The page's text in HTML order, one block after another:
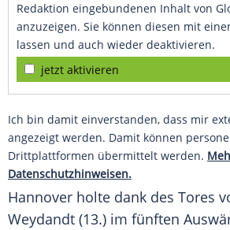
Redaktion eingebundenen Inhalt von
anzuzeigen. Sie können diesen mit
lassen und auch wieder deaktivieren.
jetzt aktivieren
Ich bin damit einverstanden, dass mir
angezeigt werden. Damit können
Drittplattformen übermittelt werden.
Datenschutzhinweisen.
Hannover holte dank des Tores
Weydandt (13.) im fünften